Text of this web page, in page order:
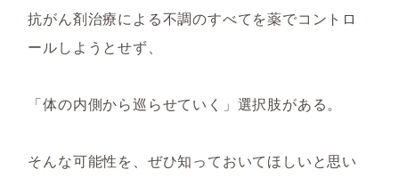
抗がん剤治療による不調のすべてを薬でコントロ
ールしようとせず、
「体の内側から巡らせていく」選択肢がある。
そんな可能性を、ぜひ知っておいてほしいと思い